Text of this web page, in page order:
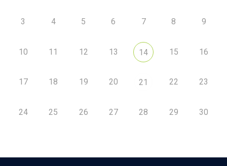
3 4 5 6 7 8 9
10 11 12 13 14 15 16
17 18 19 20 21 22 23
24 25 26 27 28 29 30